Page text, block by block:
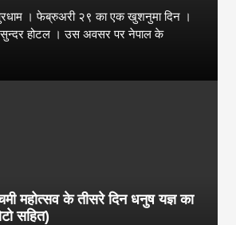
। फेब्रुअरी २९ का एक खुशनुमा दिन ।
होटल । उस अवसर पर नेपाल के
महोत्सव के तीसरे दिन धनुष यज्ञ का
सहित)